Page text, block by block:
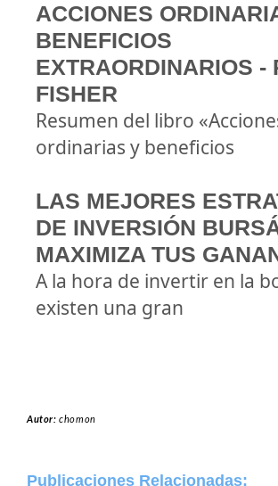
ACCIONES
BENEFICIOS
EXTRAORDINARIOS -
FISHER
Resumen del libro
ordinarias y beneficios
LAS MEJORES
DE INVERSIÓN
MAXIMIZA TUS
A la hora de invertir en la
existen una gran
Autor:chomon
Publicaciones Relacionadas: